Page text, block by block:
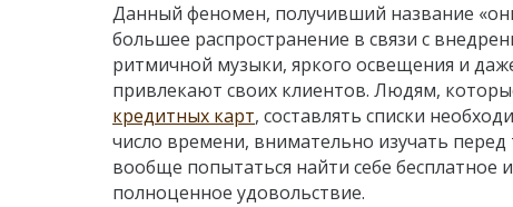
Данный феномен, получивший название
большее распространение в связи с
ритмичной музыки, яркого освещения и
привлекают своих клиентов. Людям,
кредитных карт, составлять списки
число времени, внимательно изучать перед
вообще попытаться найти себе бесплатное
полноценное удовольствие.